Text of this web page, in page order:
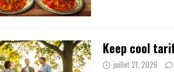
Keep cool
juillet 21, 2026